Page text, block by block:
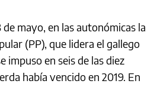
de mayo, en las autonómicas la
(PP), que lidera el gallego
impuso en seis de las diez
había vencido en 2019. En